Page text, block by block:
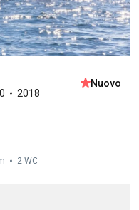
2018
Nuovo
2 WC